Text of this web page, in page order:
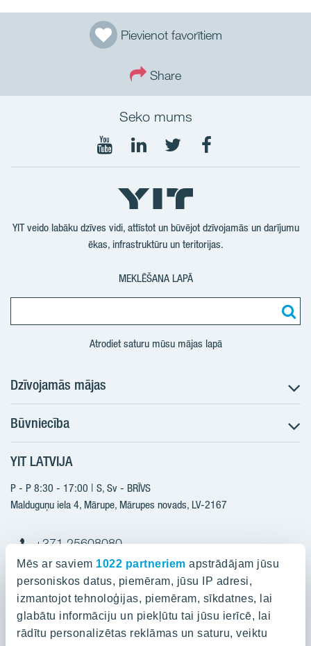
Mēs ar saviem 1022 partneriem apstrādājam jūsu
personiskos datus, piemēram, jūsu IP adresi,
izmantojot tehnoloģijas, piemēram, sīkdatnes, lai
glabātu informāciju un piekļūtu tai jūsu ierīcē, lai
rādītu personalizētas reklāmas un saturu, veiktu
Pievienot favorītiem
Share
Seko mums
Seko
mums
YouTube
Seko
mums
LinkedIn
Seko
mums
Twtitter
Seko
YIT veido labāku dzīves vidi, attīstot un būvējot dzīvojamās un darījumu
ēkas, infrastruktūru un teritorijas.
MEKLĒŠANA LAPĀ
Atrodiet saturu mūsu mājas lapā
Dzīvojamās mājas
Meklēt dzīvokli
Nākotnes projekti
Pārdošanas informācija
YIT Plus
Kontakti
Būvniecība
Būvniecība
Jaunie projekti
Realizētie projekti
YIT LATVIJA
P - P 8:30 - 17:00 | S, Sv - BRĪVS
Malduguņu iela 4, Mārupe, Mārupes novads, LV-2167
+371 25608080
yitmajas@yit.lv
Projekti